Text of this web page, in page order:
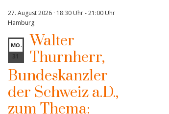
27. August 2026 · 18:30 Uhr-21:00 Uhr
Hamburg
MO.
31
Walter
Thurnherr,
Bundeskanzler
der Schweiz a.D.,
zum Thema: